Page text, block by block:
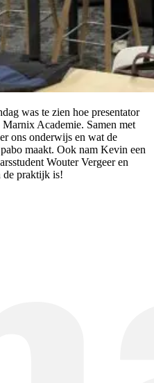
was te zien hoe presentator
Academie. Samen met
ons onderwijs en wat de
maakt. Ook nam Kevin een
Wouter Vergeer en
de praktijk is!